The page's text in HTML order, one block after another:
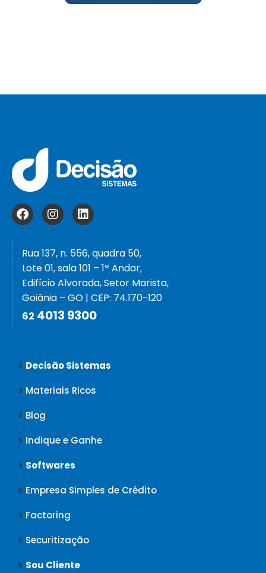
Rua 137, n. 556, quadra 50,
Lote 01, sala 101 – 1º Andar,
Edifício Alvorada, Setor Marista,
Goiânia – GO | CEP: 74.170-120
62 4013 9300
Decisão Sistemas
Materiais Ricos
Blog
Indique e Ganhe
Softwares
Empresa Simples de Crédito
Factoring
Securitização
Sou Cliente